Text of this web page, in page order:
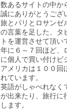
数あるサイトの中か
誠にありがとうござ
旅とパリとロサンゼ
の言葉を足した、タ
トを運営させて頂い
年に６～７回ほど、
に個人で買い付けビ
アメリカは１００回
れています。
英語がしゃべれなく
が出来たり、旅行に
します。